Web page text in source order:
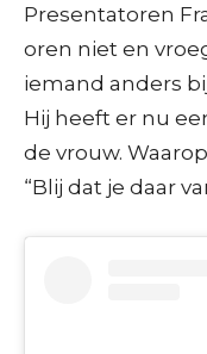
Presentatoren
oren niet en
iemand anders
Hij heeft er nu
de vrouw.
“Blij dat je daar